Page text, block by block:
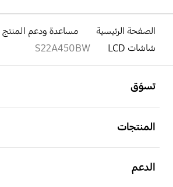
الصفحة الرئيسية مساعدة ودعم المنتج
شاشات LCD
S22A450BW
تسوّق
المنتجات
الدعم